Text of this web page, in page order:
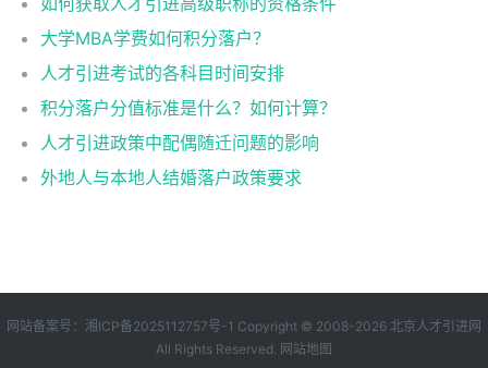
大学MBA学费如何积分落户？
人才引进考试的各科目时间安排
积分落户分值标准是什么？如何计算？
人才引进政策中配偶随迁问题的影响
外地人与本地人结婚落户政策要求
网站备案号： 湘ICP备2025112757号-1 Copyright © 2008-2026 北京人才引进网
All Rights Reserved. 网站地图